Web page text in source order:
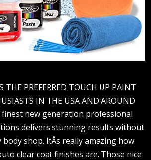
THE PREFERRED TOUCH UP PAINT
IN THE USA AND AROUND
finest new generation professional
delivers stunning results without
shop. ItÅs really amazing how
clear coat finishes are. Those nice